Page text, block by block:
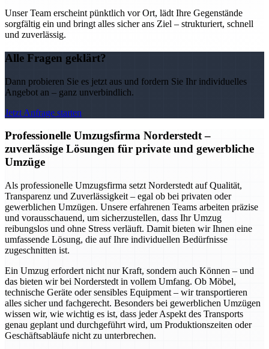
Unser Team erscheint pünktlich vor Ort, lädt Ihre Gegenstände
sorgfältig ein und bringt alles sicher ans Ziel – strukturiert, schnell
und zuverlässig.
Alle Fragen geklärt?
Dann probieren Sie es jetzt aus und fordern Sie Ihr individuelles
Angebot an – ganz unverbindlich.
Jetzt Anfrage starten
Professionelle Umzugsfirma Norderstedt –
zuverlässige Lösungen für private und gewerbliche
Umzüge
Als professionelle Umzugsfirma setzt Norderstedt auf Qualität,
Transparenz und Zuverlässigkeit – egal ob bei privaten oder
gewerblichen Umzügen. Unsere erfahrenen Teams arbeiten präzise
und vorausschauend, um sicherzustellen, dass Ihr Umzug
reibungslos und ohne Stress verläuft. Damit bieten wir Ihnen eine
umfassende Lösung, die auf Ihre individuellen Bedürfnisse
zugeschnitten ist.
Ein Umzug erfordert nicht nur Kraft, sondern auch Können – und
das bieten wir bei Norderstedt in vollem Umfang. Ob Möbel,
technische Geräte oder sensibles Equipment – wir transportieren
alles sicher und fachgerecht. Besonders bei gewerblichen Umzügen
wissen wir, wie wichtig es ist, dass jeder Aspekt des Transports
genau geplant und durchgeführt wird, um Produktionszeiten oder
Geschäftsabläufe nicht zu unterbrechen.